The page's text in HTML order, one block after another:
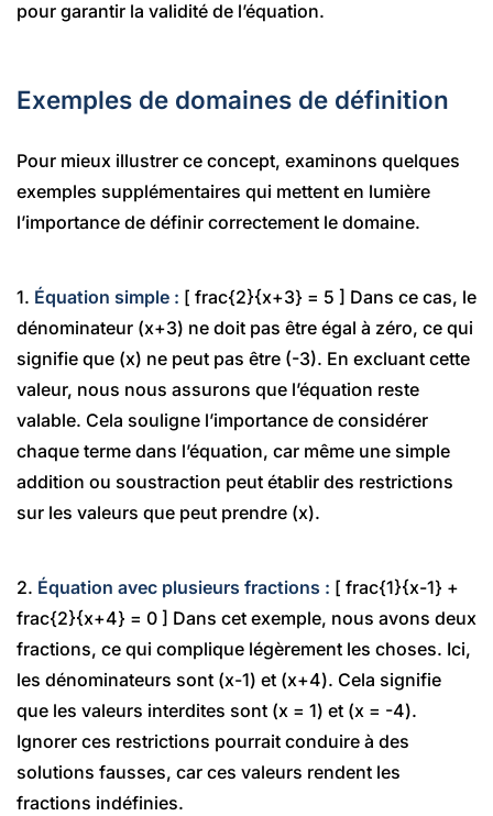
pour garantir la validité de l’équation.
Exemples de domaines de définition
Pour mieux illustrer ce concept, examinons quelques
exemples supplémentaires qui mettent en lumière
l’importance de définir correctement le domaine.
1. Équation simple : [ frac{2}{x+3} = 5 ] Dans ce cas, le
dénominateur (x+3) ne doit pas être égal à zéro, ce qui
signifie que (x) ne peut pas être (-3). En excluant cette
valeur, nous nous assurons que l’équation reste
valable. Cela souligne l’importance de considérer
chaque terme dans l’équation, car même une simple
addition ou soustraction peut établir des restrictions
sur les valeurs que peut prendre (x).
2. Équation avec plusieurs fractions : [ frac{1}{x-1} +
frac{2}{x+4} = 0 ] Dans cet exemple, nous avons deux
fractions, ce qui complique légèrement les choses. Ici,
les dénominateurs sont (x-1) et (x+4). Cela signifie
que les valeurs interdites sont (x = 1) et (x = -4).
Ignorer ces restrictions pourrait conduire à des
solutions fausses, car ces valeurs rendent les
fractions indéfinies.